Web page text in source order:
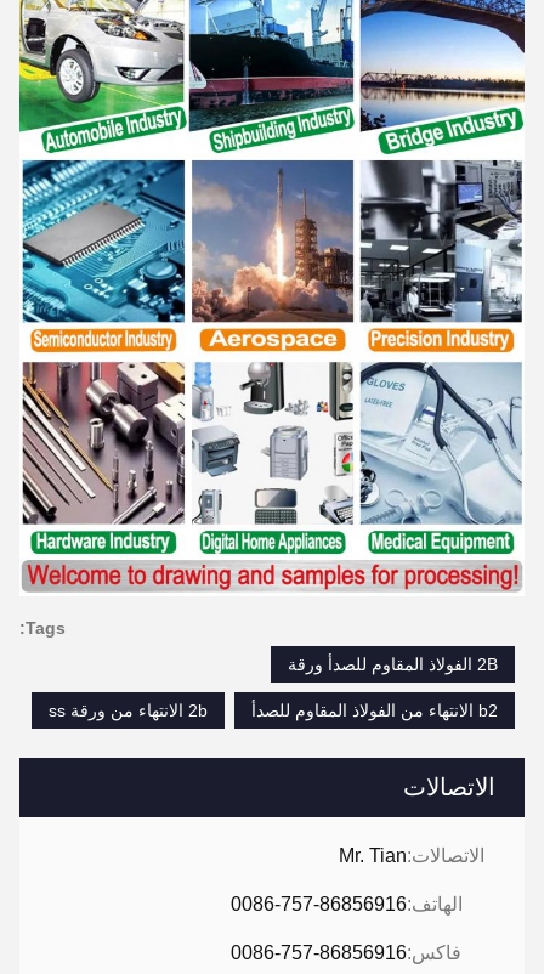
الاتصالات
الاتصالات:Mr. Tian
الهاتف:0086-757-86856916
فاكس:0086-757-86856916
Tags:
2B الفولاذ المقاوم للصدأ ورقة
b2 الانتهاء من الفولاذ المقاوم للصدأ 2b الانتهاء من ورقة ss